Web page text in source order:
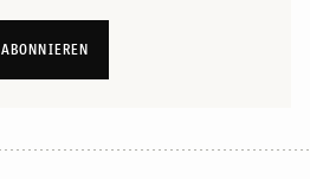
ABONNIEREN